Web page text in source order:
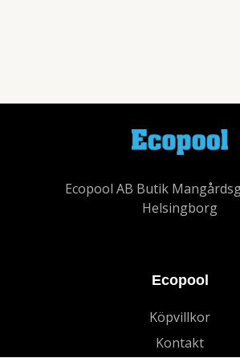
Ecopool AB Butik
Helsingborg
Ecopool
Köpvillkor
Kontakt